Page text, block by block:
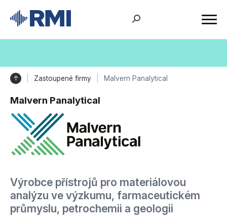
↑ Zastoupené firmy Malvern Panalytical
Malvern Panalytical
Výrobce přístrojů pro materiálovou
analýzu ve výzkumu, farmaceutickém
průmyslu, petrochemii a geologii